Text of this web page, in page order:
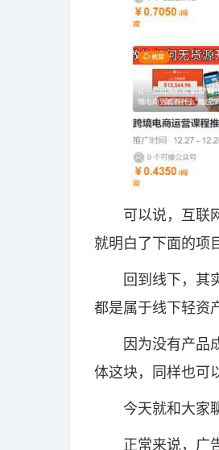
可以说，互联网
就明白了下面的项
回到线下，其实
都是属于线下轻资
因为没有产品成
体这块，同样也可
今天就和大家聊
正常来说，广告